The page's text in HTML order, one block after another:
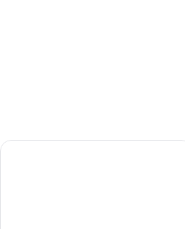
Crowne Plaza Budapest by IHG